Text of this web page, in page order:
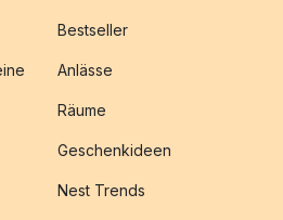
Bestseller
Anlässe
Räume
Geschenkideen
Nest Trends